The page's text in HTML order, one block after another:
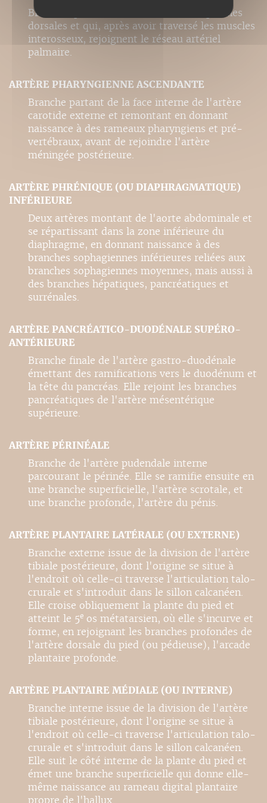
Branches partant des artères métacarpiennes
dorsales et qui, après avoir traversé les muscles
interosseux, rejoignent le réseau artériel
palmaire.
ARTÈRE PHARYNGIENNE ASCENDANTE
Branche partant de la face interne de l'artère
carotide externe et remontant en donnant
naissance à des rameaux pharyngiens et pré-
vertébraux, avant de rejoindre l'artère
méningée postérieure.
ARTÈRE PHRÉNIQUE (OU DIAPHRAGMATIQUE)
INFÉRIEURE
Deux artères montant de l'aorte abdominale et
se répartissant dans la zone inférieure du
diaphragme, en donnant naissance à des
branches sophagiennes inférieures reliées aux
branches sophagiennes moyennes, mais aussi à
des branches hépatiques, pancréatiques et
surrénales.
ARTÈRE PANCRÉATICO-DUODÉNALE SUPÉRO-
ANTÉRIEURE
Branche finale de l'artère gastro-duodénale
émettant des ramifications vers le duodénum et
la tête du pancréas. Elle rejoint les branches
pancréatiques de l'artère mésentérique
supérieure.
ARTÈRE PÉRINÉALE
Branche de l'artère pudendale interne
parcourant le périnée. Elle se ramifie ensuite en
une branche superficielle, l'artère scrotale, et
une branche profonde, l'artère du pénis.
ARTÈRE PLANTAIRE LATÉRALE (OU EXTERNE)
Branche externe issue de la division de l'artère
tibiale postérieure, dont l'origine se situe à
l'endroit où celle-ci traverse l'articulation talo-
crurale et s'introduit dans le sillon calcanéen.
Elle croise obliquement la plante du pied et
atteint le 5e os métatarsien, où elle s'incurve et
forme, en rejoignant les branches profondes de
l'artère dorsale du pied (ou pédieuse), l'arcade
plantaire profonde.
ARTÈRE PLANTAIRE MÉDIALE (OU INTERNE)
Branche interne issue de la division de l'artère
tibiale postérieure, dont l'origine se situe à
l'endroit où celle-ci traverse l'articulation talo-
crurale et s'introduit dans le sillon calcanéen.
Elle suit le côté interne de la plante du pied et
émet une branche superficielle qui donne elle-
même naissance au rameau digital plantaire
propre de l'hallux.